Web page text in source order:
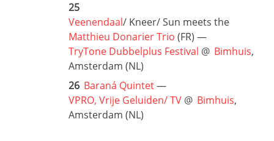
25
Veenendaal/ Kneer/ Sun meets the
Matthieu Donarier Trio (FR) —
TryTone Dubbelplus Festival @ Bimhuis,
Amsterdam (NL)
26 Baraná Quintet—
VPRO, Vrije Geluiden/ TV @ Bimhuis,
Amsterdam (NL)